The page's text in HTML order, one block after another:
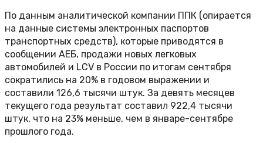
По данным аналитической компании ППК (опирается
на данные системы электронных паспортов
транспортных средств), которые приводятся в
сообщении АЕБ, продажи новых легковых
автомобилей и LCV в России по итогам сентября
сократились на 20% в годовом выражении и
составили 126,6 тысячи штук. За девять месяцев
текущего года результат составил 922,4 тысячи
штук, что на 23% меньше, чем в январе-сентябре
прошлого года.